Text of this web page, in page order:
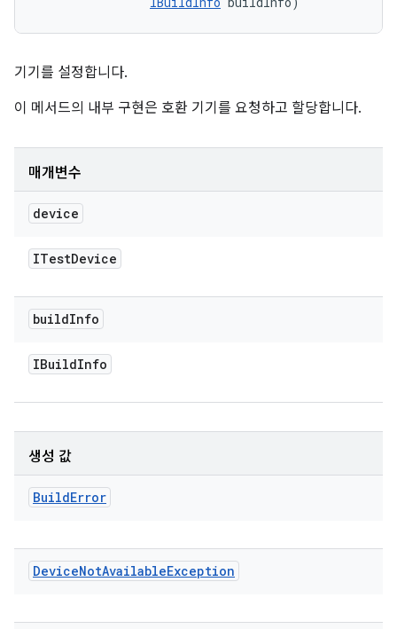
기기를 설정합니다.
이 메서드의 내부 구현은 호환 기기를 요청하고 할당합니다.
매개변수
device
ITestDevice
buildInfo
IBuildInfo
생성 값
BuildError
DeviceNotAvailableException